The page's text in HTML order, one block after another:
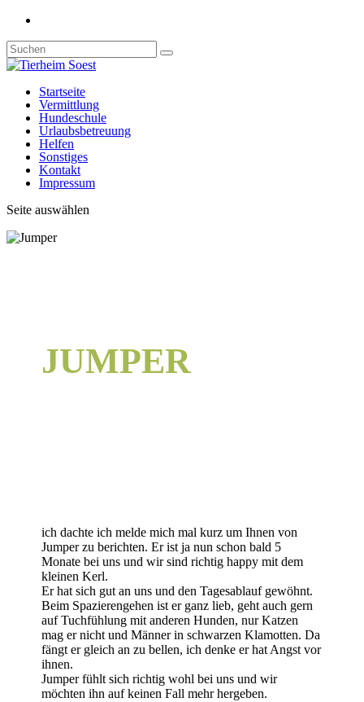
Startseite
Vermittlung
Hundeschule
Urlaubsbetreuung
Helfen
Sonstiges
Kontakt
Impressum
Seite auswählen
JUMPER
ich dachte ich melde mich mal kurz um Ihnen von
Jumper zu berichten. Er ist ja nun schon bald 5
Monate bei uns und wir sind richtig happy mit dem
kleinen Kerl.
Er hat sich gut an uns und den Tagesablauf gewöhnt.
Beim Spazierengehen ist er ganz lieb, geht auch gern
auf Tuchfühlung mit anderen Hunden, nur Katzen
mag er nicht und Männer in schwarzen Klamotten. Da
fängt er gleich an zu bellen, ich denke er hat Angst vor
ihnen.
Jumper fühlt sich richtig wohl bei uns und wir
möchten ihn auf keinen Fall mehr hergeben.